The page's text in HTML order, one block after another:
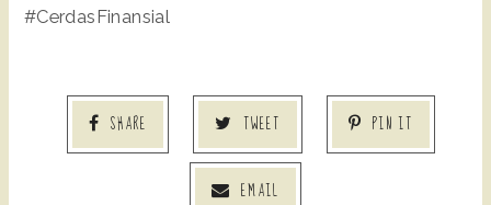
#CerdasFinansial
SHARE TWEET PIN IT
EMAIL